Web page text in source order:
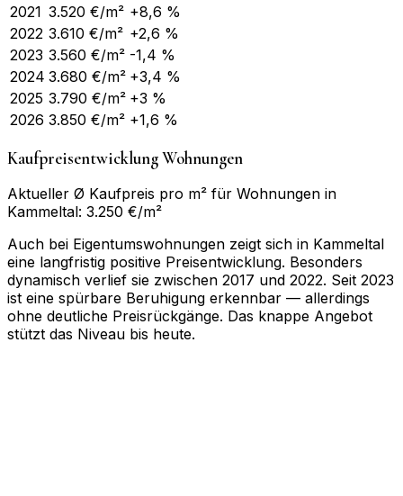
2021 3.520 €/m² +8,6 %
2022 3.610 €/m² +2,6 %
2023 3.560 €/m² -1,4 %
2024 3.680 €/m² +3,4 %
2025 3.790 €/m² +3 %
2026 3.850 €/m² +1,6 %
Kaufpreisentwicklung Wohnungen
Aktueller Ø Kaufpreis pro m² für Wohnungen in
Kammeltal: 3.250 €/m²
Auch bei Eigentumswohnungen zeigt sich in Kammeltal
eine langfristig positive Preisentwicklung. Besonders
dynamisch verlief sie zwischen 2017 und 2022. Seit 2023
ist eine spürbare Beruhigung erkennbar — allerdings
ohne deutliche Preisrückgänge. Das knappe Angebot
stützt das Niveau bis heute.